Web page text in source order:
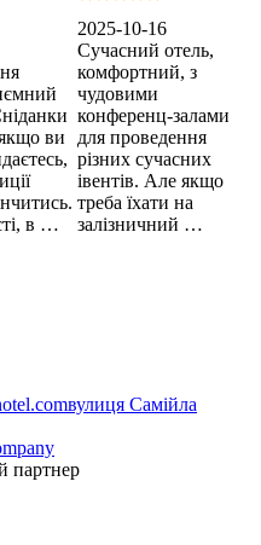
ви
в …
2025-10-16
Сучасний отель,
комфортний, з
чудовими
конференц-залами
для проведення
різних сучасних
івентів. Але якщо
треба їхати на
залізничний …
вулиця Самійла
партнер